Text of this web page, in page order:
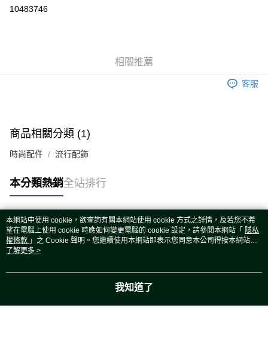
宅配(外島)
每筆NT$120，滿NT$5,000(含以上)免運費
10483746
相關推薦
客服
商品相關分類 (1)
時尚配件 流行配飾
本分類熱銷全站排行
熱門標籤
本網站中使用 cookie，欲查詢有關本網站使用 cookie 方式之詳情，及若您不希
望在電腦上使用 cookie 時應如何變更電腦的 cookie 設定，請參閱本網站「 隱私
權條款 」之 Cookie 聲明。您繼續使用本網站即表示您同意本公司得按本網站使
用條款之 Cookie 聲明使用 cookie。
了解更多 >
我知道了